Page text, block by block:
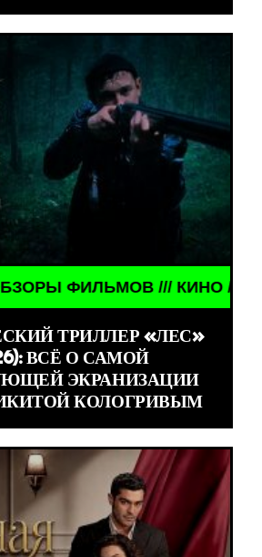
/// ОБЗОРЫ ФИЛЬМОВ ///
ТРИЛЛЕР «ЛЕС»
ВСЁ О САМОЙ
ЭКРАНИЗАЦИИ
КОЛОГРИВЫМ